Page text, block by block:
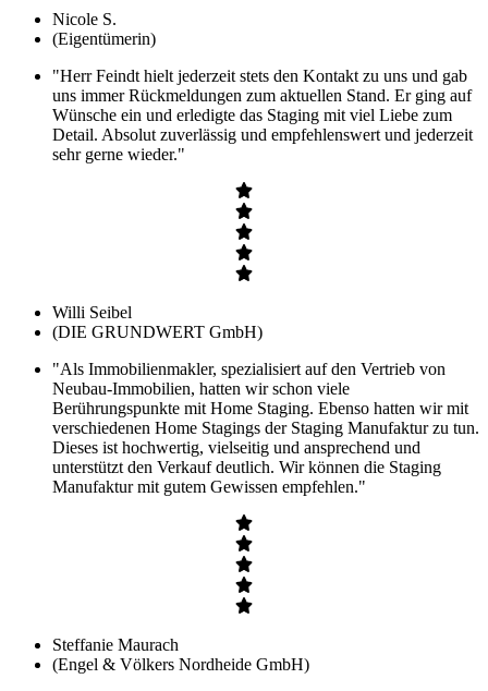
Nicole S.
(Eigentümerin)
"Herr Feindt hielt jederzeit stets den Kontakt zu uns und gab
uns immer Rückmeldungen zum aktuellen Stand. Er ging auf
Wünsche ein und erledigte das Staging mit viel Liebe zum
Detail. Absolut zuverlässig und empfehlenswert und jederzeit
sehr gerne wieder."
Willi Seibel
(DIE GRUNDWERT GmbH)
"Als Immobilienmakler, spezialisiert auf den Vertrieb von
Neubau-Immobilien, hatten wir schon viele
Berührungspunkte mit Home Staging. Ebenso hatten wir mit
verschiedenen Home Stagings der Staging Manufaktur zu tun.
Dieses ist hochwertig, vielseitig und ansprechend und
unterstützt den Verkauf deutlich. Wir können die Staging
Manufaktur mit gutem Gewissen empfehlen."
Steffanie Maurach
(Engel & Völkers Nordheide GmbH)